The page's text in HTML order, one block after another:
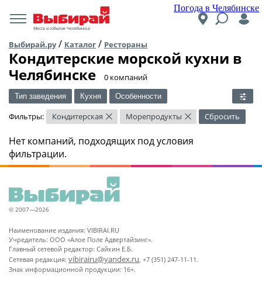
Погода в Челябинске
Места и события Челябинска
Выбирай.ру/ Каталог / Рестораны
Кондитерские морской кухни в
Челябинске
​0 компаний
Тип заведения Кухня Особенности
Фильтры: Кондитерская × Морепродукты × Сбросить
Нет компаний, подходящих под условия
фильтрации.
© 2007—2026
Наименование издания: VIBIRAI.RU
Учредитель: ООО «Алое Поле Адвертайзинг».
Главный сетевой редактор: Сайкин Е.Б.
Сетевая редакция: vibirairu@yandex.ru, +7 (351) 247-11-11.
Знак информационной продукции: 16+.